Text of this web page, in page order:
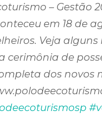
– Gestão
em 18 de
Veja
cerimônia de
dos novos